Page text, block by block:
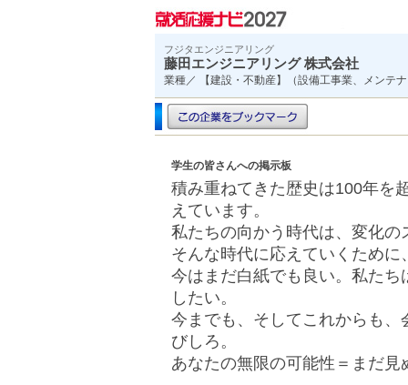
フジタエンジニアリング
藤田エンジニアリング 株式会社
業種／ 【建設・不動産】（設備工事業、メンテ
学生の皆さんへの掲示板
積み重ねてきた歴史は100年を
えています。
私たちの向かう時代は、変化
そんな時代に応えていくため
今はまだ白紙でも良い。私た
したい。
今までも、そしてこれからも
びしろ。
あなたの無限の可能性＝まだ